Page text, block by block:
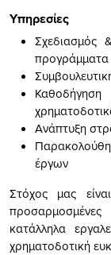
Υπηρεσίες
Σχεδιασμός
προγράμματα
Ανάπτυξη
έργων
Στόχος μας
προσαρμοσμένες
κατάλληλα
χρηματοδοτική